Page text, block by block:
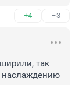
+4 –3
так
наслаждению